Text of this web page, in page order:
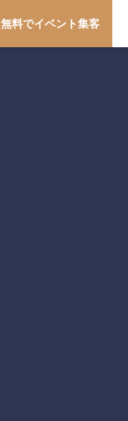
無料でイベント集客